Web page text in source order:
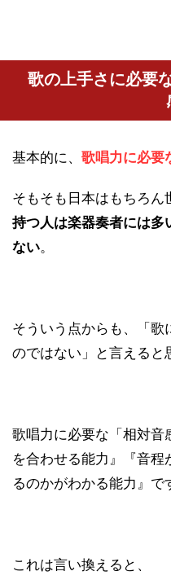
歌の上手さに必要
基本的に、 歌唱力に必要
そもそも日本はもちろん
持つ人は楽器奏者には多
ない。
そういう点からも、「歌
のではない」と言えると
歌唱力に必要な「相対音
を合わせる能力』『音
るのかがわかる能力』で
これは言い換えると、